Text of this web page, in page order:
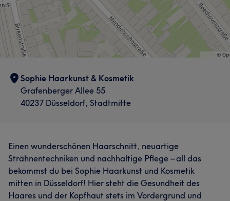
Sophie Haarkunst & Kosmetik
Grafenberger Allee 55
40237 Düsseldorf, Stadtmitte
Einen wunderschönen Haarschnitt, neuartige
Strähnentechniken und nachhaltige Pflege – all das
bekommst du bei Sophie Haarkunst und Kosmetik
mitten in Düsseldorf! Hier steht die Gesundheit des
Haares und der Kopfhaut stets im Vordergrund und